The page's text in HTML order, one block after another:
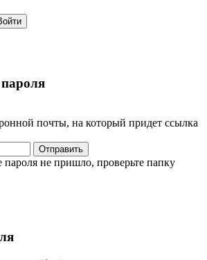
пароля
почты, на который придет ссылка
Отправить
не пришло, проверьте папку